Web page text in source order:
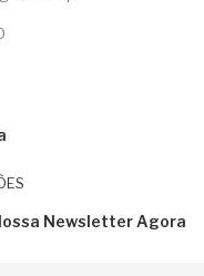
Newsletter Agora